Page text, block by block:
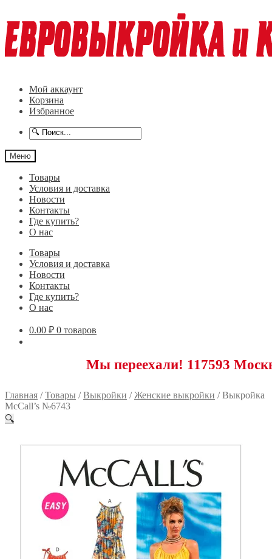
к
навигации
к
содержимому
Мой аккаунт
Корзина
Избранное
Меню
Товары
Условия и доставка
Новости
Контакты
Где купить?
О нас
Товары
Условия и доставка
Новости
Контакты
Где купить?
О нас
0.00 ₽ 0 товаров
Мы переехали! 117593 Москва,
Главная /Товары /Выкройки /Женские выкройки /Выкройка
McCall’s №6743
🔍